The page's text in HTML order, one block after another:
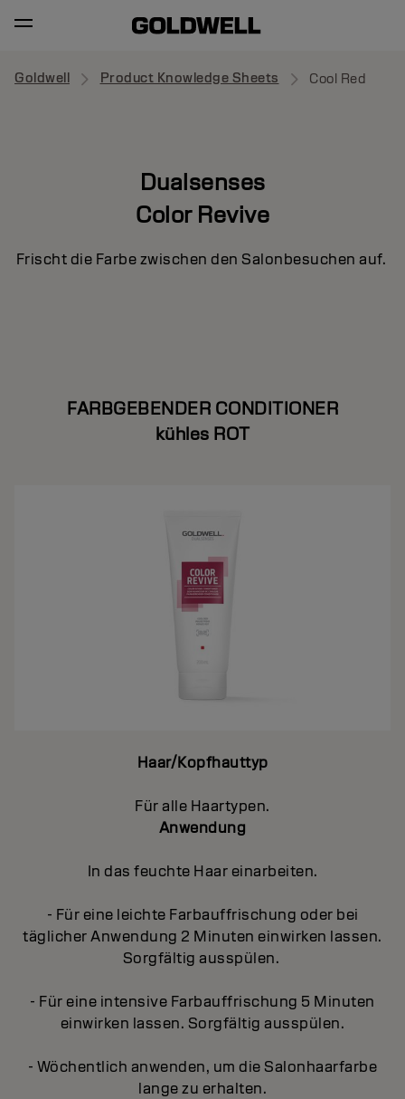
Goldwell Product Knowledge Sheets Cool Red
Dualsenses
Color Revive
Frischt die Farbe zwischen den Salonbesuchen auf.
FARBGEBENDER CONDITIONER
kühles ROT
Haar/Kopfhauttyp
Für alle Haartypen.
Anwendung
In das feuchte Haar einarbeiten.
- Für eine leichte Farbauffrischung oder bei
täglicher Anwendung 2 Minuten einwirken lassen.
Sorgfältig ausspülen.
- Für eine intensive Farbauffrischung 5 Minuten
einwirken lassen. Sorgfältig ausspülen.
- Wöchentlich anwenden, um die Salonhaarfarbe
lange zu erhalten.